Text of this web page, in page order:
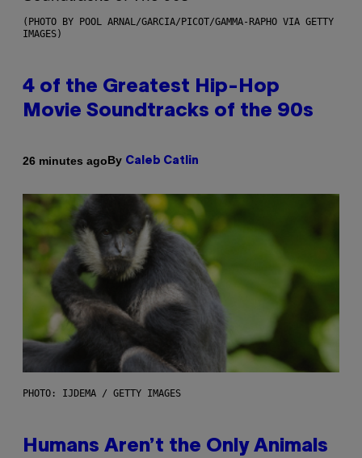
(PHOTO BY POOL ARNAL/GARCIA/PICOT/GAMMA-RAPHO VIA GETTY
IMAGES)
4 of the Greatest Hip-Hop
Movie Soundtracks of the 90s
26 minutes agoBy Caleb Catlin
PHOTO: IJDEMA / GETTY IMAGES
Humans Aren’t the Only Animals